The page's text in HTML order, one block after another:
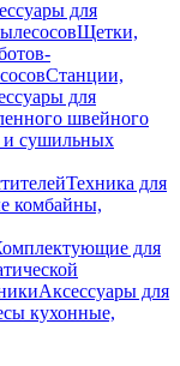
для
Щетки,
Станции,
для
швейного
и сушильных
Техника для
комбайны,
для
Аксессуары для
кухонные,